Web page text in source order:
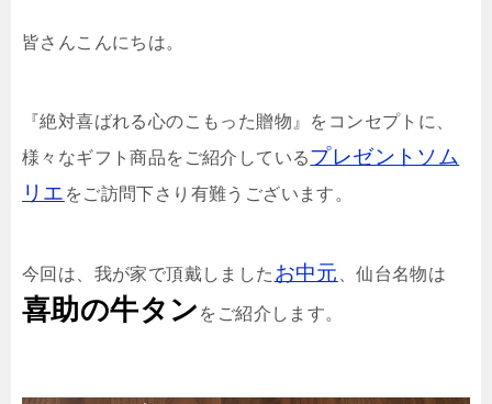
皆さんこんにちは。
『絶対喜ばれる心のこもった贈物』をコンセプトに、
様々なギフト商品をご紹介しているプレゼントソム
リエ をご訪問下さり有難うございます。
今回は、我が家で頂戴しました お中元 、仙台名物は
喜助の牛タン をご紹介します。